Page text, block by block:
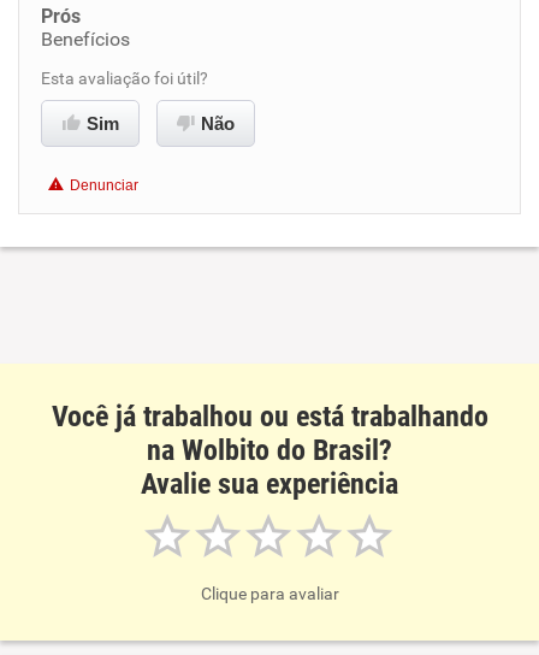
Ambiente de trabalho
Conciliação com a vida familiar
Benefícios
Recomenda a diretoria
Prós
Benefícios
Esta avaliação foi útil?
Sim Não
Denunciar
Você já trabalhou ou está trabalhando
na Wolbito do Brasil?
Avalie sua experiência
Clique para avaliar